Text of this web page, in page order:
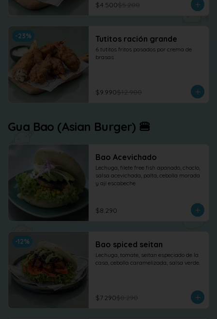
$4.500$5.200
-23% Tutitos ración grande
6 tutitos fritos pasados por crema de
brasas
$9.990$12.900
Gua Bao (Asian Burger) 🍔
Bao Acevichado
Lechuga, filete free fish apanado, choclo,
salsa acevichada, palta, cebolla morada
y ají escabeche
$8.290
-12% Bao spiced seitan
Lechuga, tomate, seitan especiado de la
casa, cebolla caramelizada, salsa verde.
$7.290$8.290